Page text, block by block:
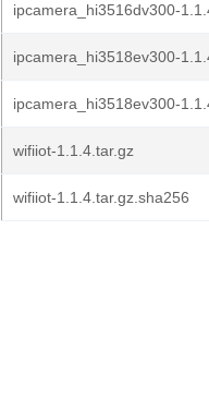
ipcamera_hi3516dv300-
ipcamera_hi3518ev300-
ipcamera_hi3518ev300-
wifiiot-1.1.4.tar.gz
wifiiot-1.1.4.tar.gz.sha256